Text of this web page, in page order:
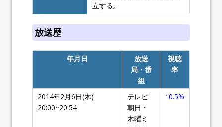
立する。
放送歴
年月日
放送
局・番
組
視聴
率
2014年2月6日(木)
20:00~20:54
テレビ
朝日・
木曜ミ
10.5%